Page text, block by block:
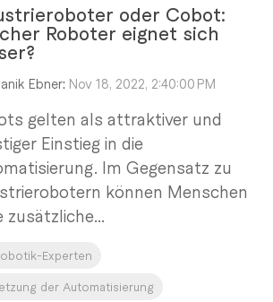
oder Cobot:
Roboter eignet sich
Ebner: Nov 18, 2022, 2:40:00 PM
gelten als attraktiver und
Einstieg in die
Im Gegensatz zu
können Menschen
zusätzliche...
Experten
der Automatisierung